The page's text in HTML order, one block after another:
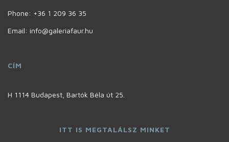
Phone: +36 1 209 36 35
Email: info@galeriafaur.hu
CÍM
H 1114 Budapest, Bartók Béla út 25.
ITT IS MEGTALÁLSZ MINKET